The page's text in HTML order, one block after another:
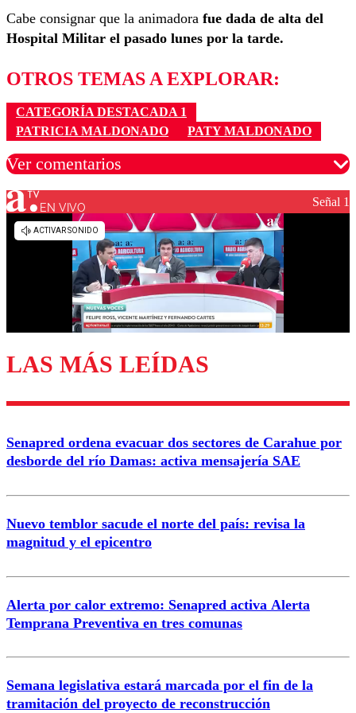
Cabe consignar que la animadora fue dada de alta del
Hospital Militar el pasado lunes por la tarde.
OTROS TEMAS A EXPLORAR:
CATEGORÍA DESTACADA 1
PATRICIA MALDONADO
PATY MALDONADO
Ver comentarios
Los comentarios son moderados para garantizar un
diálogo respetuoso.
Enviar comentario
EN VIVO Señal 1
LAS MÁS LEÍDAS
Senapred ordena evacuar dos sectores de Carahue por
desborde del río Damas: activa mensajería SAE
Nuevo temblor sacude el norte del país: revisa la
magnitud y el epicentro
Alerta por calor extremo: Senapred activa Alerta
Temprana Preventiva en tres comunas
Semana legislativa estará marcada por el fin de la
tramitación del proyecto de reconstrucción